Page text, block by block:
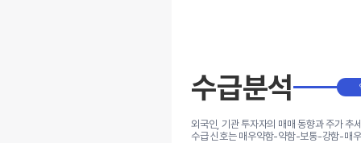
수급분석
외국인, 기관 투자자의 매매 동향과 주가 추
수급 신호는 매우약함-약함-보통-강함-매